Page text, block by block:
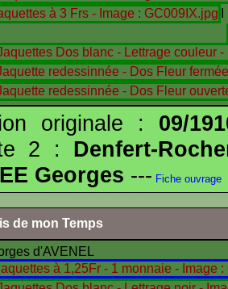
originale : 09/
2 : Denfert-
Georges --- Fiche ouvrage
de mon Temps
d'AVENEL